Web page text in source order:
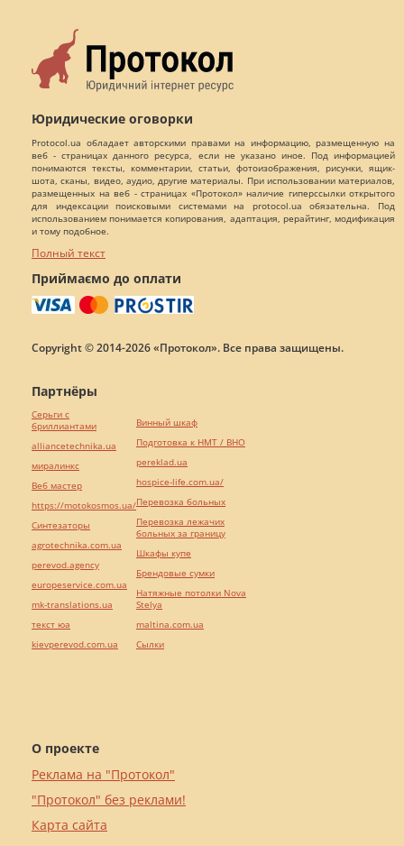
Юридические оговорки
Protocol.ua обладает авторскими правами на информацию, размещенную на
веб - страницах данного ресурса, если не указано иное. Под информацией
понимаются тексты, комментарии, статьи, фотоизображения, рисунки, ящик-
шота, сканы, видео, аудио, другие материалы. При использовании материалов,
размещенных на веб - страницах «Протокол» наличие гиперссылки открытого
для индексации поисковыми системами на protocol.ua обязательна. Под
использованием понимается копирования, адаптация, рерайтинг, модификация
и тому подобное.
Полный текст
Приймаємо до оплати
Copyright © 2014-2026 «Протокол». Все права защищены.
О проекте
Реклама на "Протокол"
"Протокол" без реклами!
Карта сайта
Партнёры
Серьги с
бриллиантами
alliancetechnika.ua
миралинкс
Веб мастер
https://motokosmos.ua/
Синтезаторы
agrotechnika.com.ua
perevod.agency
europeservice.com.ua
mk-translations.ua
текст юа
kievperevod.com.ua
Винный шкаф
Подготовка к НМТ / ВНО
pereklad.ua
hospice-life.com.ua/
Перевозка больных
Перевозка лежачих
больных за границу
Шкафы купе
Брендовые сумки
Натяжные потолки Nova
Stelya
maltina.com.ua
Cылки